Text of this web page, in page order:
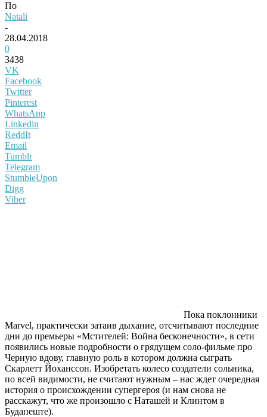
По
Natali
-
28.04.2018
0
3438
VK
Facebook
Twitter
Pinterest
WhatsApp
Linkedin
ReddIt
Email
Tumblr
Telegram
StumbleUpon
Digg
Viber
Пока поклонники
Marvel, практически затаив дыхание, отсчитывают последние
дни до премьеры «Мстителей: Война бесконечности», в сети
появились новые подробности о грядущем соло-фильме про
Черную вдову, главную роль в котором должна сыграть
Скарлетт Йоханссон. Изобретать колесо создатели сольника,
по всей видимости, не считают нужным – нас ждет очередная
история о происхождении супергероя (и нам снова не
расскажут, что же произошло с Наташей и Клинтом в
Будапеште).